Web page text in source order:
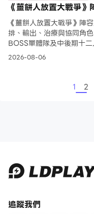
《薑餅人放置大戰爭
期隊伍推薦
《薑餅人放置大戰爭》陣
排、輸出、治療與協同角
BOSS單體隊及中後期十
替換方向，幫助玩家避免
2026-08-06
1 2
追蹤我們